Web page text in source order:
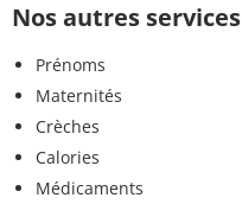
Nos autres services
Prénoms
Maternités
Crèches
Calories
Médicaments